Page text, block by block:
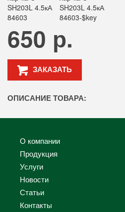
650 р.
ЗАКАЗАТЬ
ОПИСАНИЕ ТОВАРА:
О компании
Продукция
Услуги
Новости
Статьи
Контакты